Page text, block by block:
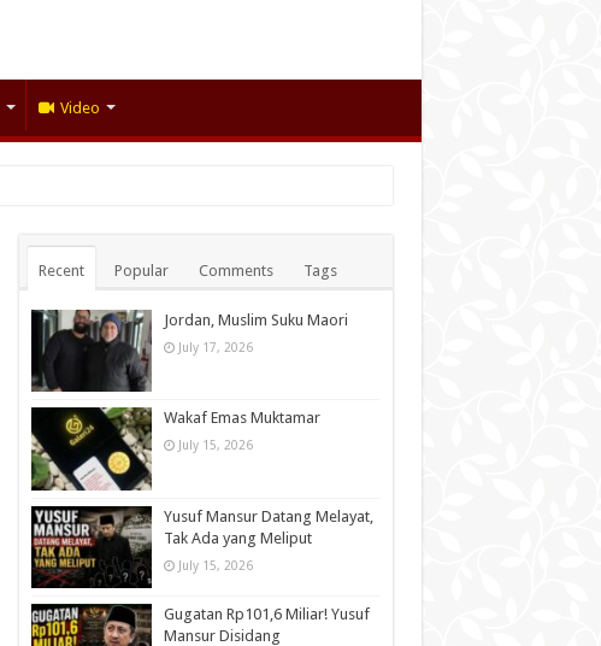
Video
Recent Popular Comments Tags
Jordan, Muslim Suku Maori
July 17, 2026
Wakaf Emas Muktamar
July 15, 2026
Yusuf Mansur Datang Melayat,
Tak Ada yang Meliput
July 15, 2026
Gugatan Rp101,6 Miliar! Yusuf
Mansur Disidang